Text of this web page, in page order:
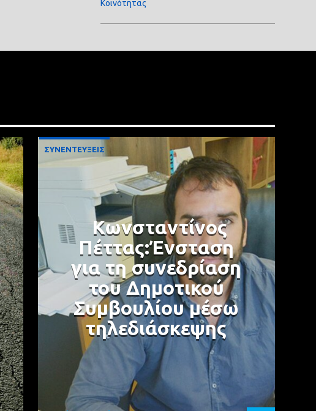
Κοινότητας
ΣΥΝΕΝΤΕΥΞΕΙΣ
Κωνσταντίνος
Πέττας:Ένσταση
για τη συνεδρίαση
του Δημοτικού
Συμβουλίου μέσω
τηλεδιάσκεψης